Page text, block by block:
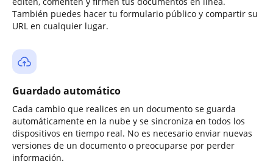
También puedes hacer tu formulario público y compartir su
URL en cualquier lugar.
Guardado automático
Cada cambio que realices en un documento se guarda
automáticamente en la nube y se sincroniza en todos los
dispositivos en tiempo real. No es necesario enviar nuevas
versiones de un documento o preocuparse por perder
información.